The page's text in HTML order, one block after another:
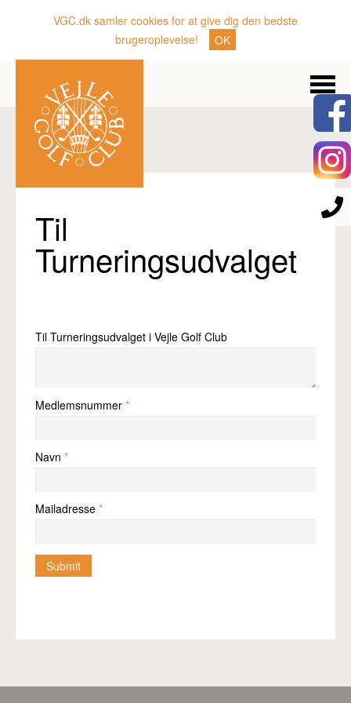
VGC.dk samler cookies for at give dig den bedste
brugeroplevelse!
OK
Nyheder
Klubben
Gæster
Sporten
Den lille Kok
Til
Turneringsudvalget
Til Turneringsudvalget i Vejle Golf Club
Medlemsnummer *
Navn *
Mailadresse *